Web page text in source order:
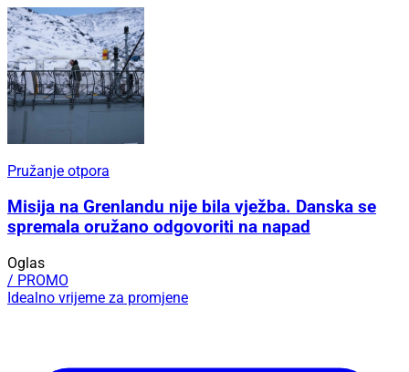
Pružanje otpora
Misija na Grenlandu nije bila vježba. Danska se
spremala oružano odgovoriti na napad
Oglas
/ PROMO
Idealno vrijeme za promjene